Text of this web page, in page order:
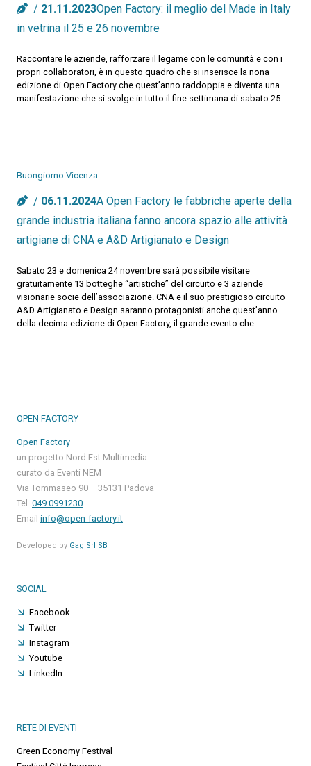
21.11.2023Open Factory: il meglio del Made in Italy
in vetrina il 25 e 26 novembre
Raccontare le aziende, rafforzare il legame con le comunità e con i
propri collaboratori, è in questo quadro che si inserisce la nona
edizione di Open Factory che quest’anno raddoppia e diventa una
manifestazione che si svolge in tutto il fine settimana di sabato 25…
Buongiorno Vicenza
06.11.2024A Open Factory le fabbriche aperte della
grande industria italiana fanno ancora spazio alle attività
artigiane di CNA e A&D Artigianato e Design
Sabato 23 e domenica 24 novembre sarà possibile visitare
gratuitamente 13 botteghe “artistiche” del circuito e 3 aziende
visionarie socie dell’associazione. CNA e il suo prestigioso circuito
A&D Artigianato e Design saranno protagonisti anche quest’anno
della decima edizione di Open Factory, il grande evento che…
OPEN FACTORY
Open Factory
un progetto Nord Est Multimedia
curato da Eventi NEM
Via Tommaseo 90 – 35131 Padova
Tel. 049 0991230
Email info@open-factory.it
Developed by Gag Srl SB
SOCIAL
Facebook
Twitter
Instagram
Youtube
LinkedIn
RETE DI EVENTI
Green Economy Festival